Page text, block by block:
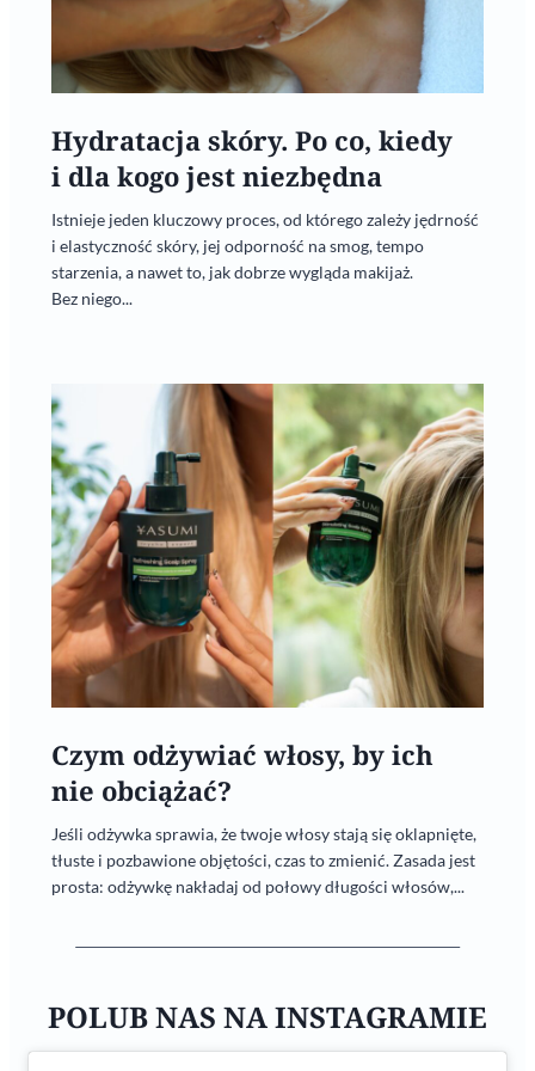
Hydratacja skóry. Po co, kiedy
i dla kogo jest niezbędna
Istnieje jeden kluczowy proces, od którego zależy jędrność
i elastyczność skóry, jej odporność na smog, tempo
starzenia, a nawet to, jak dobrze wygląda makijaż.
Bez niego...
Czym odżywiać włosy, by ich
nie obciążać?
Jeśli odżywka sprawia, że twoje włosy stają się oklapnięte,
tłuste i pozbawione objętości, czas to zmienić. Zasada jest
prosta: odżywkę nakładaj od połowy długości włosów,...
POLUB NAS NA INSTAGRAMIE